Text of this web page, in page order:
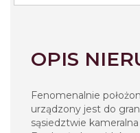
OPIS
Fenomenalnie
urządzony jest do
sąsiedztwie